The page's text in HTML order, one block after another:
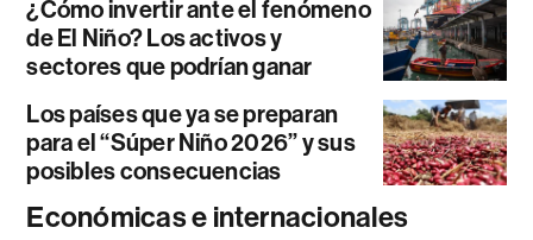
¿Cómo invertir ante el fenómeno
de El Niño? Los activos y
sectores que podrían ganar
Los países que ya se preparan
para el “Súper Niño 2026” y sus
posibles consecuencias
Económicas e internacionales